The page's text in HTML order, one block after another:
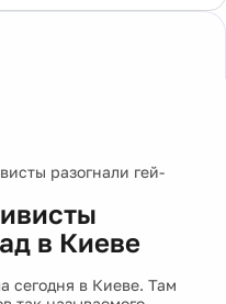
разогнали гей-
в Киеве
сегодня в Киеве. Там